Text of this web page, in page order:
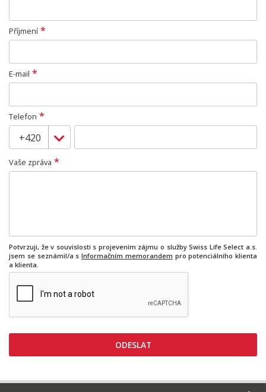
Příjmení *
E-mail *
Telefon *
Vaše zpráva *
Potvrzuji, že v souvislosti s projevením zájmu o služby Swiss Life Select a.s.
jsem se seznámil/a s Informačním memorandem pro potenciálního klienta
a klienta.